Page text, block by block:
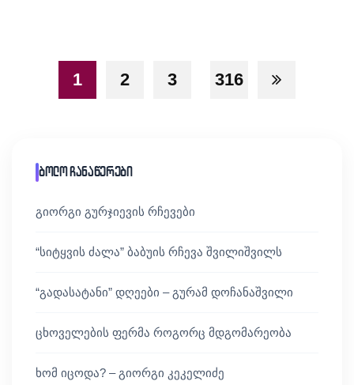
1 2 3 316
ბოლო ჩანაწერები
გიორგი გურჯიევის რჩევები
“სიტყვის ძალა” ბაბუის რჩევა შვილიშვილს
“გადასატანი” დღეები – გურამ დოჩანაშვილი
ცხოველების ფერმა როგორც მდგომარეობა
ხომ იცოდა? – გიორგი კეკელიძე